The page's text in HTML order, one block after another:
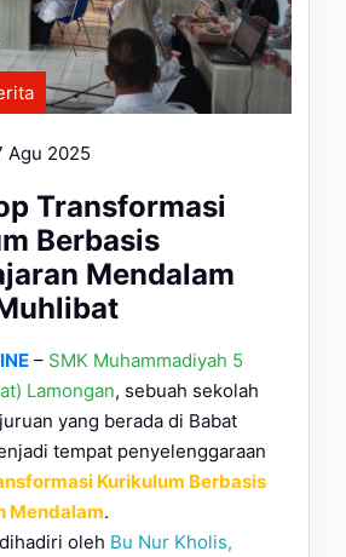
Agu 2025
Transformasi
Berbasis
Mendalam
– SMK Muhammadiyah 5
Lamongan, sebuah sekolah
yang berada di Babat
tempat penyelenggaraan
Kurikulum Berbasis
Mendalam.
oleh Bu Nur Kholis,